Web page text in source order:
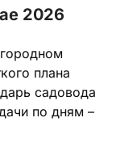
2026
плана
садовода
по дням –